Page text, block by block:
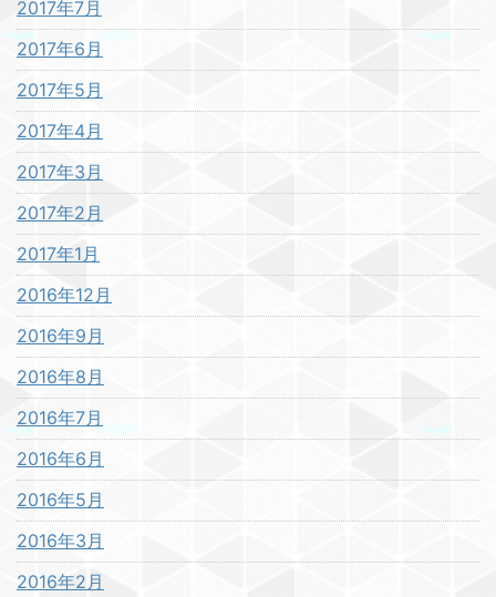
2017年7月
2017年6月
2017年5月
2017年4月
2017年3月
2017年2月
2017年1月
2016年12月
2016年9月
2016年8月
2016年7月
2016年6月
2016年5月
2016年3月
2016年2月